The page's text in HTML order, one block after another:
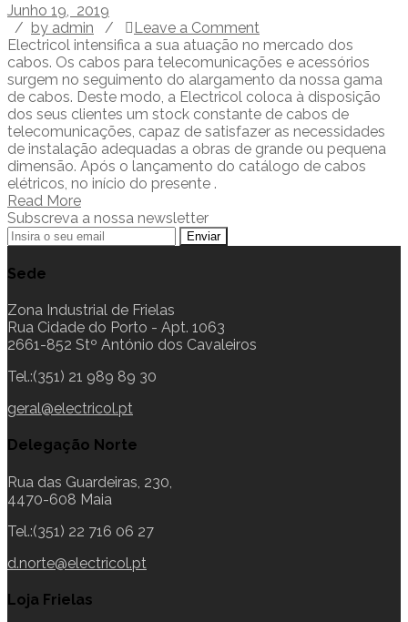
Junho 19, 2019
/ by admin /
Leave a Comment
Electricol intensifica a sua atuação no mercado dos
cabos. Os cabos para telecomunicações e acessórios
surgem no seguimento do alargamento da nossa gama
de cabos. Deste modo, a Electricol coloca à disposição
dos seus clientes um stock constante de cabos de
telecomunicações, capaz de satisfazer as necessidades
de instalação adequadas a obras de grande ou pequena
dimensão. Após o lançamento do catálogo de cabos
elétricos, no início do presente .
Read More
Subscreva a nossa newsletter
Sede
Zona Industrial de Frielas
Rua Cidade do Porto - Apt. 1063
2661-852 Stº António dos Cavaleiros
Tel.:(351) 21 989 89 30
geral@electricol.pt
Delegação Norte
Rua das Guardeiras, 230,
4470-608 Maia
Tel.:(351) 22 716 06 27
d.norte@electricol.pt
Loja Frielas